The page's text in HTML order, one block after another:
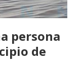
persona
de